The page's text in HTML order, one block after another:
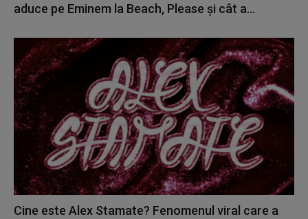
aduce pe Eminem la Beach, Please și cât a...
Cine este Alex Stamate? Fenomenul viral care a